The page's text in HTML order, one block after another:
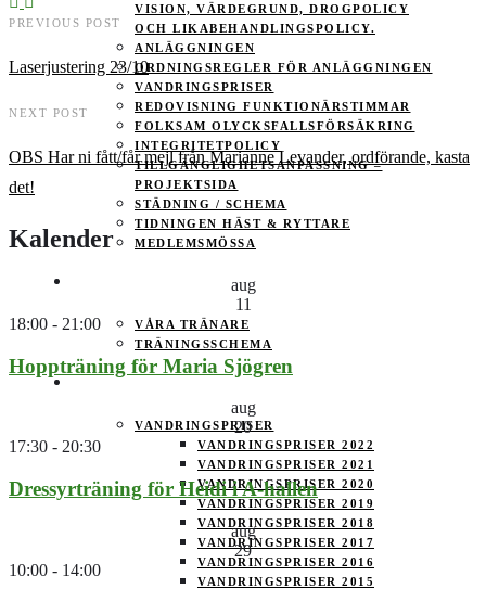
VISION, VÄRDEGRUND, DROGPOLICY
OCH LIKABEHANDLINGSPOLICY.
ANLÄGGNINGEN
ORDNINGSREGLER FÖR ANLÄGGNINGEN
VANDRINGSPRISER
REDOVISNING FUNKTIONÄRSTIMMAR
FOLKSAM OLYCKSFALLSFÖRSÄKRING
INTEGRITETPOLICY
TILLGÄNGLIGHETSANPASSNING –
PROJEKTSIDA
STÄDNING / SCHEMA
TIDNINGEN HÄST & RYTTARE
MEDLEMSMÖSSA
VÅRA TRÄNARE
TRÄNINGSSCHEMA
VANDRINGSPRISER
VANDRINGSPRISER 2022
VANDRINGSPRISER 2021
VANDRINGSPRISER 2020
VANDRINGSPRISER 2019
VANDRINGSPRISER 2018
VANDRINGSPRISER 2017
VANDRINGSPRISER 2016
VANDRINGSPRISER 2015
PREVIOUS POST
Laserjustering 23/10
NEXT POST
OBS Har ni fått/får mejl från Marianne Levander, ordförande, kasta
det!
Kalender
aug
11
18:00 - 21:00
Hoppträning för Maria Sjögren
aug
20
17:30 - 20:30
Dressyrträning för Heidi i A-hallen
aug
29
10:00 - 14:00